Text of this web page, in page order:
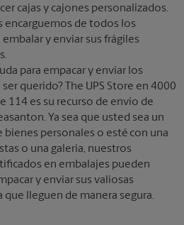
cajas y cajones personalizados.
encarguemos de todos los
y enviar sus frágiles
para empacar y enviar los
querido? The UPS Store en 4000
114 es su recurso de envío de
Ya sea que usted sea un
personales o esté con una
o una galería, nuestros
en embalajes pueden
y enviar sus valiosas
que lleguen de manera segura.